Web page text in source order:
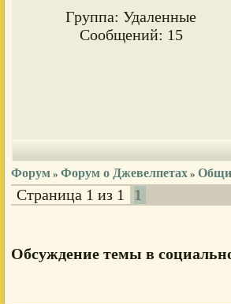
Группа: Удаленные
Сообщений: 15
Форум » Форум о Джевелпетах »
Страница 1 из 1 1
Обсуждение темы в